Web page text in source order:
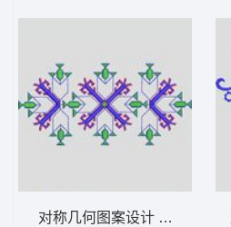
对称几何图案设计 植物花型